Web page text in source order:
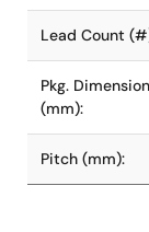
Lead Count
Pkg.
(mm):
Pitch (mm):